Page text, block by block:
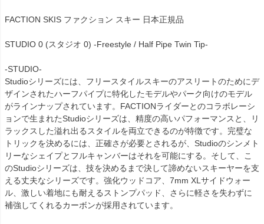
FACTION SKIS ファクション スキー 日本正規品
STUDIO 0 (スタジオ 0) -Freestyle / Half Pipe Twin Tip-
-STUDIO-
Studioシリーズには、フリースタイルスキーのアスリートのためにデ
ザインされたハーフパイプに特化したモデルやパーク向けのモデル
がラインナップされています。FACTIONライダーとのコラボレーシ
ョンで生まれたStudioシリーズは、精度の高いパフォーマンスと、リ
ラックスした溢れ出るスタイルを両立できるのが特徴です。完璧な
トリックを決めるには、正確さが必要とされるが、Studioのシンメト
リーなシェイプとフルキャンバーはそれを可能にする。そして、こ
のStudioシリーズは、技を決めるまで決して諦めないスキーヤーを支
える丈夫なシリーズです。強化ウッドコア、7mm XLサイドウォー
ル、激しい着地にも耐えるストンプパッド、さらに軽さを失わずに
補強してくれるカーボンが採用されています。